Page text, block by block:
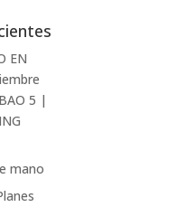
EN
5 |
mano